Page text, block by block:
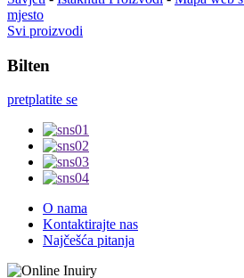
mjesto
Svi proizvodi
Bilten
pretplatite se
O nama
Kontaktirajte nas
Najčešća pitanja